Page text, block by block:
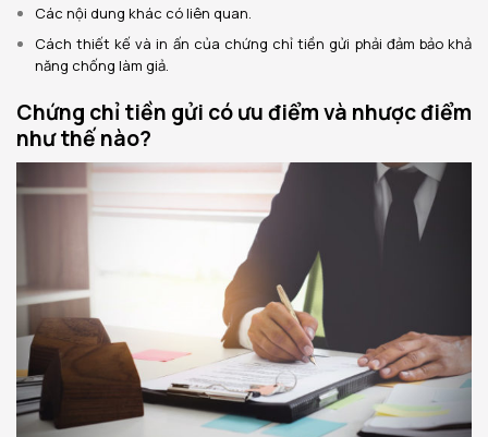
Các nội dung khác có liên quan.
Cách thiết kế và in ấn của chứng chỉ tiền gửi phải đảm bảo khả
năng chống làm giả.
Chứng chỉ tiền gửi có ưu điểm và nhược điểm
như thế nào?